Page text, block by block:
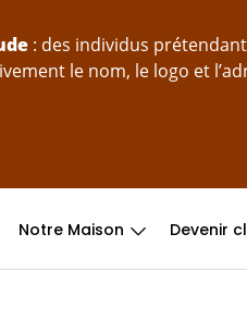
: des individus
le nom, le logo et
Notre Maison Devenir